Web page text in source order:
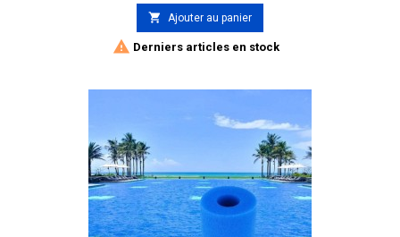
 Ajouter au panier
 Derniers articles en stock